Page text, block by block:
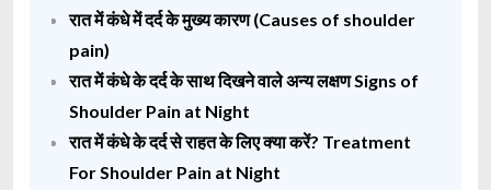
रात में कंधे में दर्द के मुख्य कारण (Causes of shoulder
pain)
रात में कंधे के दर्द के साथ दिखने वाले अन्य लक्षण Signs of
Shoulder Pain at Night
रात में कंधे के दर्द से राहत के लिए क्या करें? Treatment
For Shoulder Pain at Night